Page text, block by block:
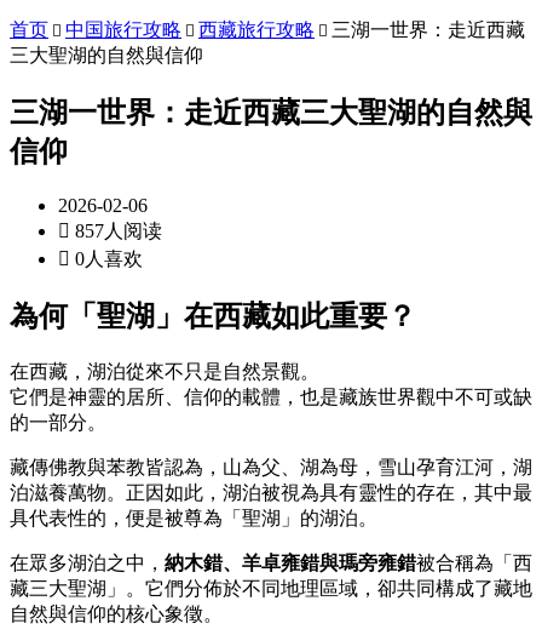
首页  中国旅行攻略  西藏旅行攻略  三湖一世界：走近西藏
三大聖湖的自然與信仰
三湖一世界：走近西藏三大聖湖的自然與
信仰
2026-02-06
 857人阅读
 0人喜欢
為何「聖湖」在西藏如此重要？
在西藏，湖泊從來不只是自然景觀。
它們是神靈的居所、信仰的載體，也是藏族世界觀中不可或缺
的一部分。
藏傳佛教與苯教皆認為，山為父、湖為母，雪山孕育江河，湖
泊滋養萬物。正因如此，湖泊被視為具有靈性的存在，其中最
具代表性的，便是被尊為「聖湖」的湖泊。
在眾多湖泊之中， 納木錯、羊卓雍錯與瑪旁雍錯被合稱為「西
藏三大聖湖」。它們分佈於不同地理區域，卻共同構成了藏地
自然與信仰的核心象徵。